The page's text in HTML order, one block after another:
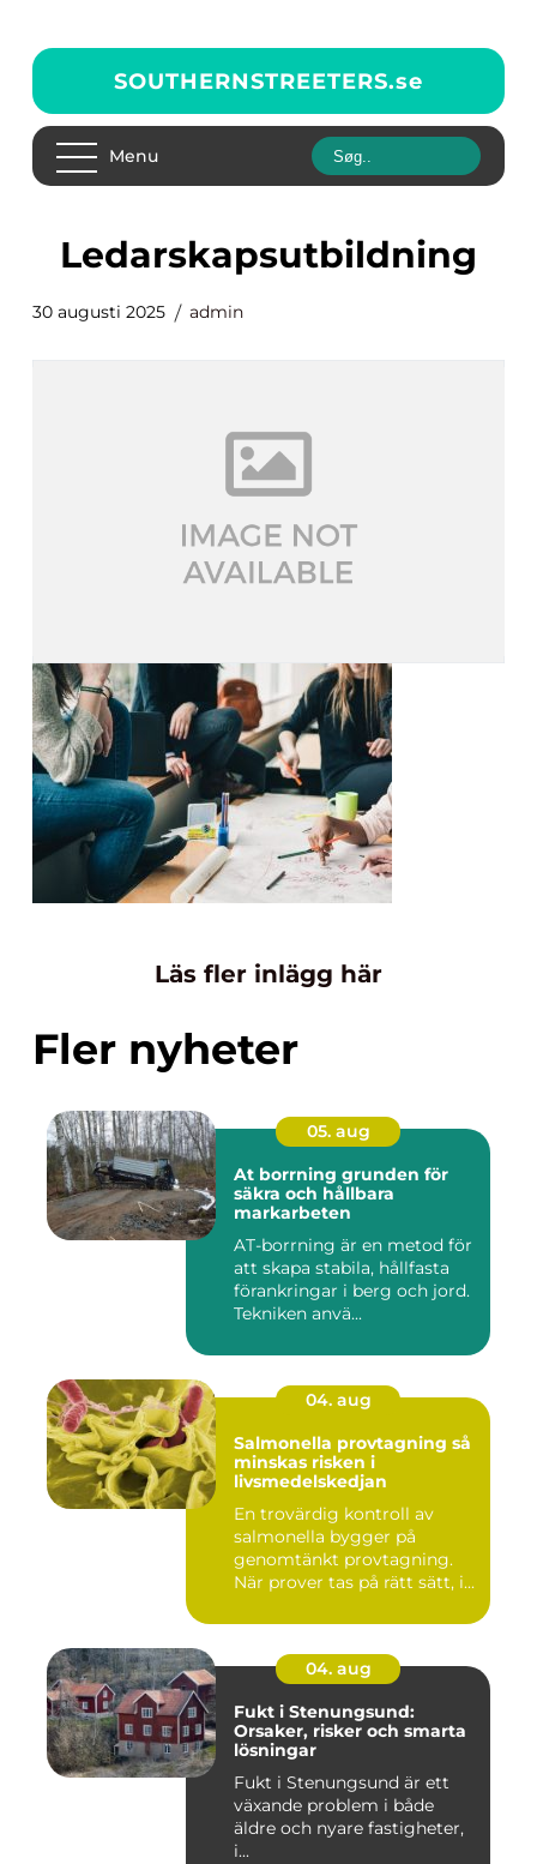
SOUTHERNSTREETERS.se
Menu
ledarskapsutbildning
30 augusti 2025 admin
Läs fler inlägg här
Fler nyheter
05. aug
At borrning grunden för
säkra och hållbara
markarbeten
AT-borrning är en metod för
att skapa stabila, hållfasta
förankringar i berg och jord.
Tekniken anvä...
04. aug
Salmonella provtagning så
minskas risken i
livsmedelskedjan
En trovärdig kontroll av
salmonella bygger på
genomtänkt provtagning.
När prover tas på rätt sätt, i...
04. aug
Fukt i Stenungsund:
Orsaker, risker och smarta
lösningar
Fukt i Stenungsund är ett
växande problem i både
äldre och nyare fastigheter,
i...